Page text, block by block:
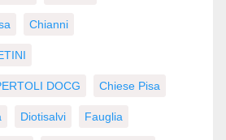
Chianni
DOCG Chiese Pisa
Diotisalvi Fauglia